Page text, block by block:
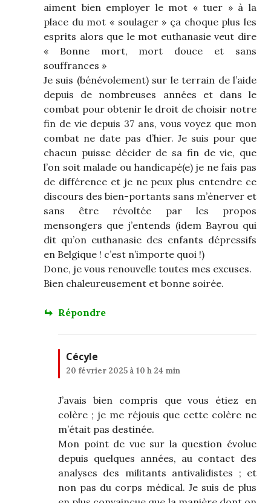
aiment bien employer le mot « tuer » à la
place du mot « soulager » ça choque plus les
esprits alors que le mot euthanasie veut dire
« Bonne mort, mort douce et sans
souffrances »
Je suis (bénévolement) sur le terrain de l’aide
depuis de nombreuses années et dans le
combat pour obtenir le droit de choisir notre
fin de vie depuis 37 ans, vous voyez que mon
combat ne date pas d’hier. Je suis pour que
chacun puisse décider de sa fin de vie, que
l’on soit malade ou handicapé(e) je ne fais pas
de différence et je ne peux plus entendre ce
discours des bien-portants sans m’énerver et
sans être révoltée par les propos
mensongers que j’entends (idem Bayrou qui
dit qu’on euthanasie des enfants dépressifs
en Belgique ! c’est n’importe quoi !)
Donc, je vous renouvelle toutes mes excuses.
Bien chaleureusement et bonne soirée.
Répondre
Cécyle
20 février 2025 à 10 h 24 min
J’avais bien compris que vous étiez en
colère ; je me réjouis que cette colère ne
m’était pas destinée.
Mon point de vue sur la question évolue
depuis quelques années, au contact des
analyses des militants antivalidistes ; et
non pas du corps médical. Je suis de plus